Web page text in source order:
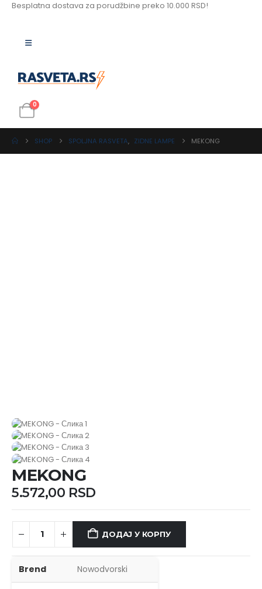
Besplatna dostava za porudžbine preko 10.000 RSD!
0
SHOP SPOLJNA RASVETA, ZIDNE LAMPE MEKONG
MEKONG
5.572,00 RSD
ДОДАЈ У КОРПУ
Brend Nowodvorski